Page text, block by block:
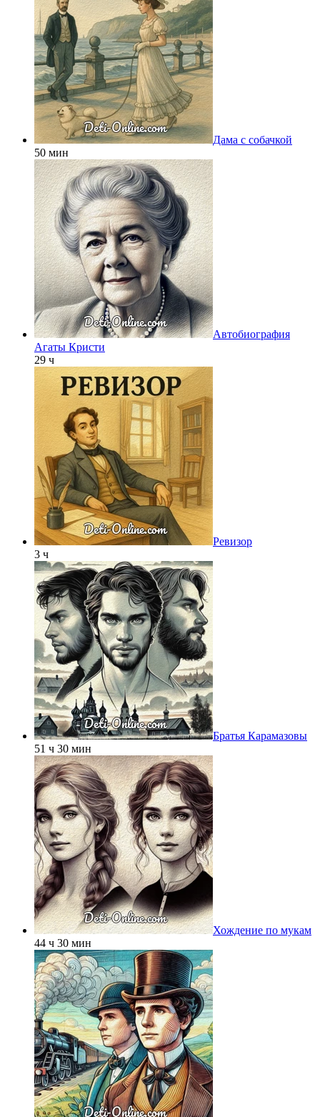
Дама с собачкой
50 мин
Автобиография
Агаты Кристи
29 ч
Ревизор
3 ч
Братья Карамазовы
51 ч 30 мин
Хождение по мукам
44 ч 30 мин